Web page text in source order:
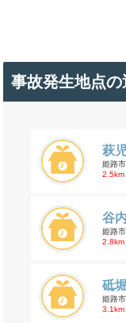
事故発生地点
萩
姫路
2.5km
谷
姫路
2.8km
砥
姫路
3.1km